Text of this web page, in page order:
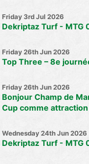
Friday 3rd Jul 2026
Dekriptaz Turf - MTG
Friday 26th Jun 2026
Top Three – 8e
Friday 26th Jun 2026
Bonjour Champ de
Cup comme
Wednesday 24th Jun 2026
Dekriptaz Turf - MTG